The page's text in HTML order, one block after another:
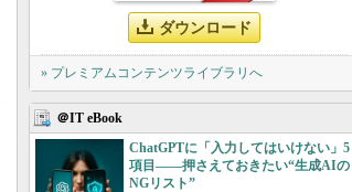
ダウンロード
» プレミアムコンテンツライブラリへ
＠IT eBook
ChatGPTに「入力してはいけない」5
項目――押さえておきたい“生成AIの
NGリスト”